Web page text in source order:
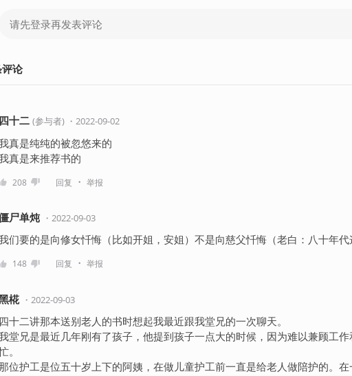
评论
十二 (参与者) ・ 2022-09-02
真是纯纯的被忽悠来的
真是来推荐书的
208 回复 ・ 举报
尸单炖 ・ 2022-09-03
们要的是向修女忏悔（比如开姐，安姐）不是向慈父忏悔（老白：八十年代
148 回复 ・ 举报
椛 ・ 2022-09-03
十二讲那本送别老人的书时想起我最近跟我堂兄的一次聊天。
堂兄是最近几年刚有了孩子，他提到孩子一点大的时候，因为难以兼顾工
。
位护工是位五十岁上下的阿姨，在做儿童护工前一直是给老人做陪护的。